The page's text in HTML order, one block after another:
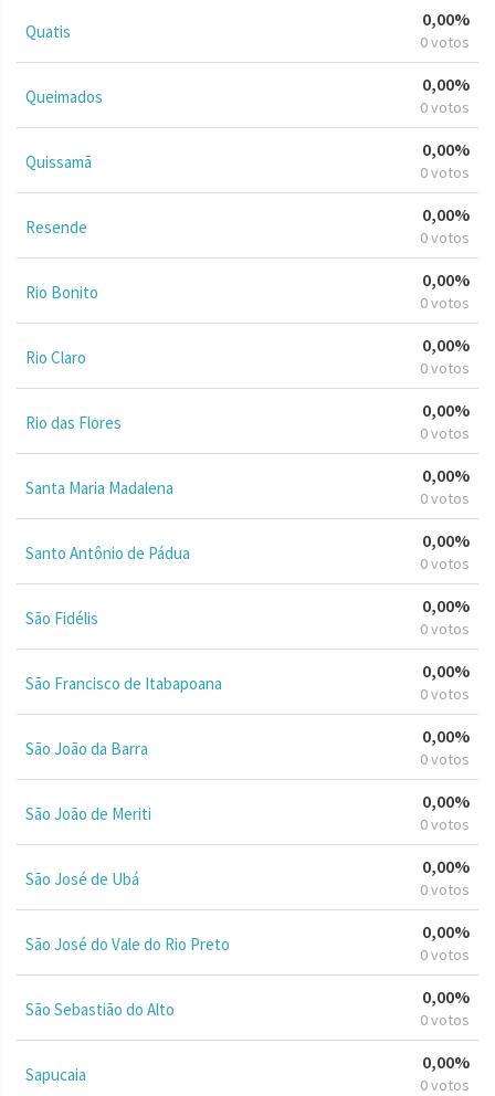
Quatis
0,00%
0 votos
Queimados
0,00%
0 votos
Quissamã
0,00%
0 votos
Resende
0,00%
0 votos
Rio Bonito
0,00%
0 votos
Rio Claro
0,00%
0 votos
Rio das Flores
0,00%
0 votos
Santa Maria Madalena
0,00%
0 votos
Santo Antônio de Pádua
0,00%
0 votos
São Fidélis
0,00%
0 votos
São Francisco de Itabapoana
0,00%
0 votos
São João da Barra
0,00%
0 votos
São João de Meriti
0,00%
0 votos
São José de Ubá
0,00%
0 votos
São José do Vale do Rio Preto
0,00%
0 votos
São Sebastião do Alto
0,00%
0 votos
Sapucaia
0,00%
0 votos